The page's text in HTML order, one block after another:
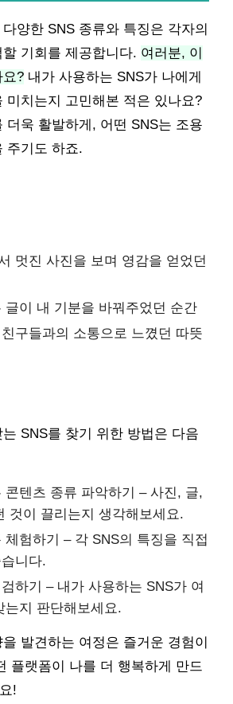
양한 SNS 종류와 특징은 각자의
기회를 제공합니다. 여러분, 이
요? 내가 사용하는 SNS가 나에게
미치는지 고민해본 적은 있나요?
더욱 활발하게, 어떤 SNS는 조용
주기도 하죠.
멋진 사진을 보며 영감을 얻었던
글이 내 기분을 바꿔주었던 순간
구들과의 소통으로 느꼈던 따뜻
SNS를 찾기 위한 방법은 다음
콘텐츠 종류 파악하기 – 사진, 글,
것이 끌리는지 생각해보세요.
체험하기 – 각 SNS의 특징을 직접
니다.
하기 – 내가 사용하는 SNS가 여
는지 판단해보세요.
발견하는 여정은 즐거운 경험이
플랫폼이 나를 더 행복하게 만드
!